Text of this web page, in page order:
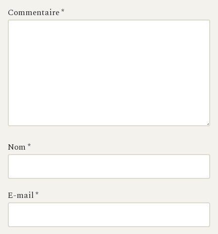
Commentaire*
Nom*
E-mail*